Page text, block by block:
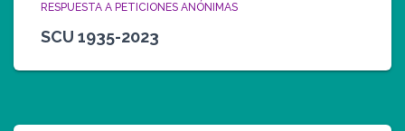
RESPUESTA A PETICIONES ANÓNIMAS
SCU 1935-2023